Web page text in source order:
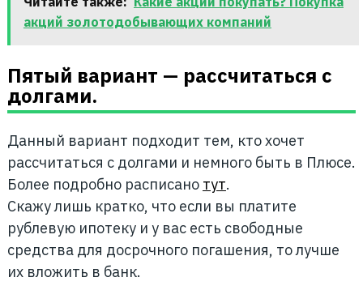
акций золотодобывающих компаний
Пятый вариант — рассчитаться с
долгами.
Данный вариант подходит тем, кто хочет
рассчитаться с долгами и немного быть в Плюсе.
Более подробно расписано тут.
Скажу лишь кратко, что если вы платите
рублевую ипотеку и у вас есть свободные
средства для досрочного погашения, то лучше
их вложить в банк.